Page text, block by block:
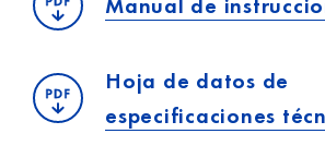
Manual de
Hoja de datos de
especificaciones